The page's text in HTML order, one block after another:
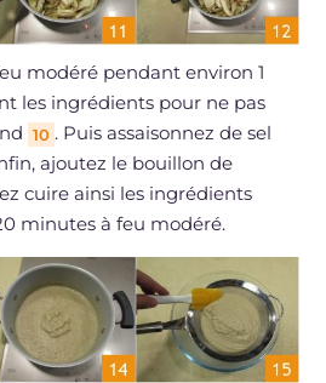
modéré pendant environ 1
les ingrédients pour ne pas
10 . Puis assaisonnez de sel
ajoutez le bouillon de
cuire ainsi les ingrédients
minutes à feu modéré.